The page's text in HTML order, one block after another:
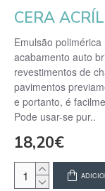
Emulsão
acabamento auto
revestimentos de
pavimentos
e portanto, é
Pode usar-se pur..
18,20€